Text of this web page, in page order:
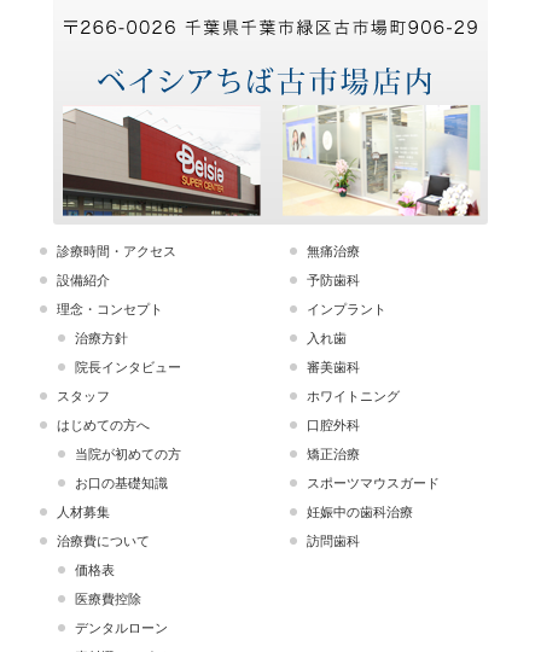
診療時間・アクセス
設備紹介
理念・コンセプト
治療方針
院長インタビュー
スタッフ
はじめての方へ
当院が初めての方
お口の基礎知識
人材募集
治療費について
価格表
医療費控除
デンタルローン
無痛治療
予防歯科
インプラント
入れ歯
審美歯科
ホワイトニング
口腔外科
矯正治療
スポーツマウスガード
妊娠中の歯科治療
訪問歯科